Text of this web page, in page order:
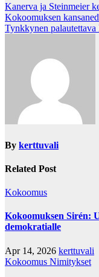
Post
navigation
Kanerva ja Steinmeier
Kokoomuksen
Tynkkynen
By kerttuvali
Related Post
Kokoomus
Kokoomuksen Sirén:
demokratialle
Apr 14, 2026 kerttuvali
Kokoomus Nimitykset